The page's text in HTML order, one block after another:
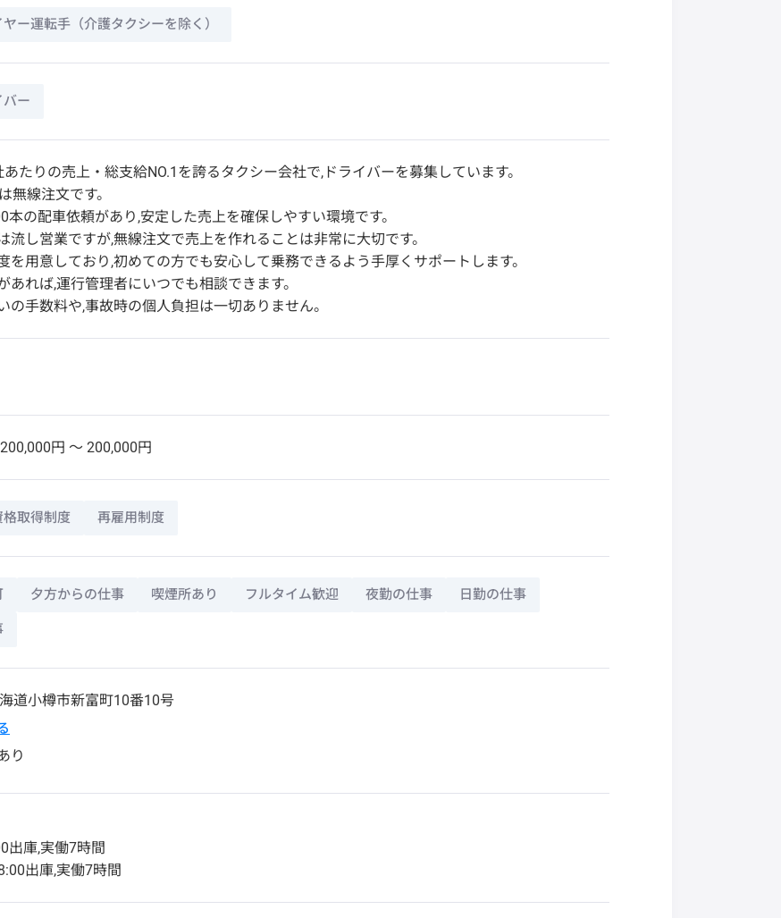
ー運転手（介護タクシーを除く）
バー
たりの売上・総支給NO.1を誇るタクシー会社で,ドライバーを募集しています。
無線注文です。
本の配車依頼があり,安定した売上を確保しやすい環境です。
流し営業ですが,無線注文で売上を作れることは非常に大切です。
を用意しており,初めての方でも安心して乗務できるよう手厚くサポートします。
あれば,運行管理者にいつでも相談できます。
の手数料や,事故時の個人負担は一切ありません。
円 〜 200,000円
格取得制度 再雇用制度
夕方からの仕事 喫煙所あり フルタイム歓迎 夜勤の仕事 日勤の仕事
道小樽市新富町10番10号
り
出庫,実働7時間
出庫,実働7時間